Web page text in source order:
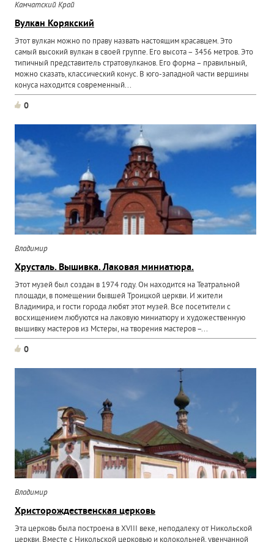
Камчатский Край
Вулкан Корякский
Этот вулкан можно по праву назвать настоящим красавцем. Это
самый высокий вулкан в своей группе. Его высота – 3456 метров. Это
типичный представитель стратовулканов. Его форма – правильный,
можно сказать, классический конус. В юго-западной части вершины
конуса находится современный...
0
Владимир
Хрусталь. Вышивка. Лаковая миниатюра.
Этот музей был создан в 1974 году. Он находится на Театральной
площади, в помещении бывшей Троицкой церкви. И жители
Владимира, и гости города любят этот музей. Все посетители с
восхищением любуются на лаковую миниатюру и художественную
вышивку мастеров из Мстеры, на творения мастеров –...
0
Владимир
Христорождественская церковь
Эта церковь была построена в XVIII веке, неподалеку от Никольской